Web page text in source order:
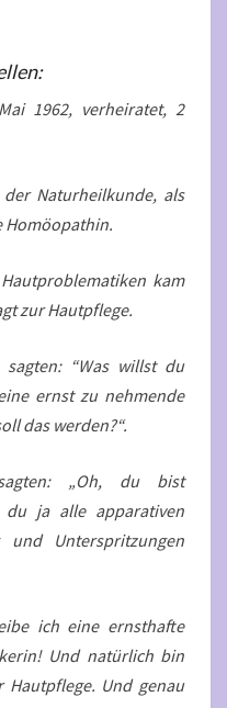
1962, verheiratet, 2
Naturheilkunde, als
Homöopathin.
kam
zur Hautpflege.
sagten: “Was willst du
ernst zu nehmende
das werden?“.
sagten: „Oh, du bist
ja alle apparativen
und Unterspritzungen
ich eine ernsthafte
Und natürlich bin
Und genau